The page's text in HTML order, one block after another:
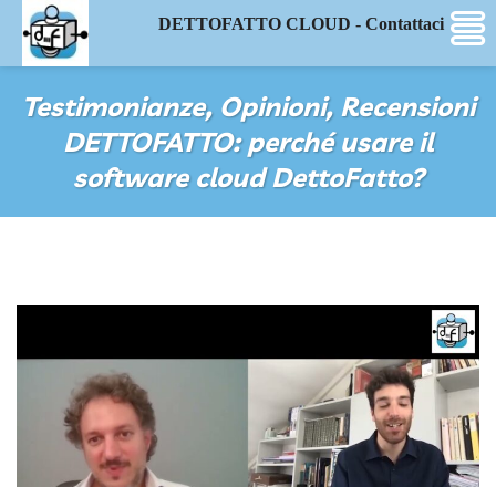
Testimonianze, Opinioni, Recensioni
DETTOFATTO: perché usare il
software cloud DettoFatto?
DETTOFATTO CLOUD - Contattaci